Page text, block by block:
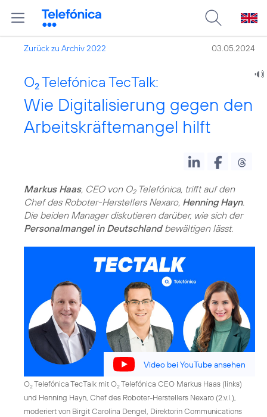
Zurück zu Archiv 2022 03.05.2024
O2 Telefónica TecTalk:
Wie Digitalisierung gegen den
Arbeitskräftemangel hilft
Markus Haas, CEO von O2Telefónica, trifft auf den
Chef des Roboter-Herstellers Nexaro, Henning Hayn.
Die beiden Manager diskutieren darüber, wie sich der
Personalmangel in Deutschlandbewältigen lässt.
Video bei YouTube ansehen
O2Telefónica TecTalk mit O2Telefónica CEO Markus Haas (links)
und Henning Hayn, Chef des Roboter-Herstellers Nexaro (2.v.l.),
moderiert von Birgit Carolina Dengel, Direktorin Communications